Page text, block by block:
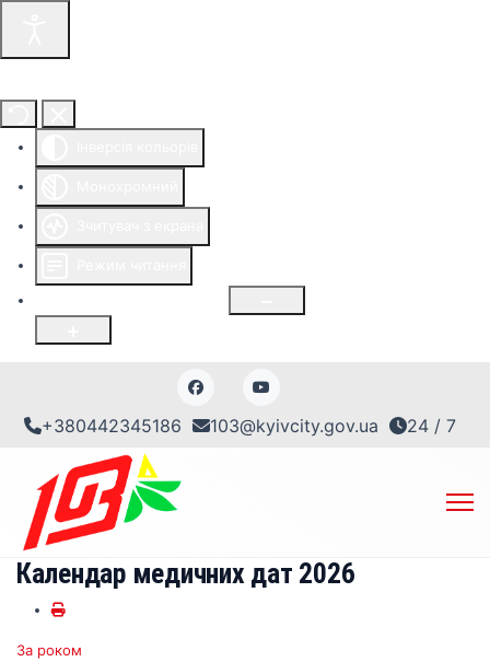
+380442345186 103@kyivcity.gov.ua 24 / 7
Календар медичних дат 2026
За роком